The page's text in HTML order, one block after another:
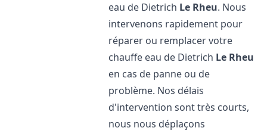
eau de Dietrich Le Rheu. Nous
intervenons rapidement pour
réparer ou remplacer votre
chauffe eau de Dietrich Le Rheu
en cas de panne ou de
problème. Nos délais
d'intervention sont très courts,
nous nous déplaçons